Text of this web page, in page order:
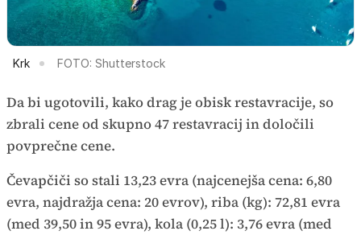
Krk FOTO: Shutterstock
Da bi ugotovili, kako drag je obisk restavracije, so
zbrali cene od skupno 47 restavracij in določili
povprečne cene.
Čevapčiči so stali 13,23 evra (najcenejša cena: 6,80
evra, najdražja cena: 20 evrov), riba (kg): 72,81 evra
(med 39,50 in 95 evra), kola (0,25 l): 3,76 evra (med